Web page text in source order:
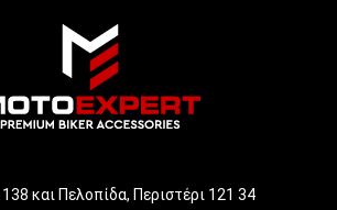
και Πελοπίδα, Περιστέρι 121 34